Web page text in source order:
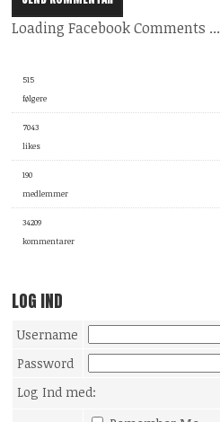
Loading Facebook Comments ...
515
følgere
7043
likes
190
medlemmer
34209
kommentarer
LOG IND
Username
Password
Log Ind med: